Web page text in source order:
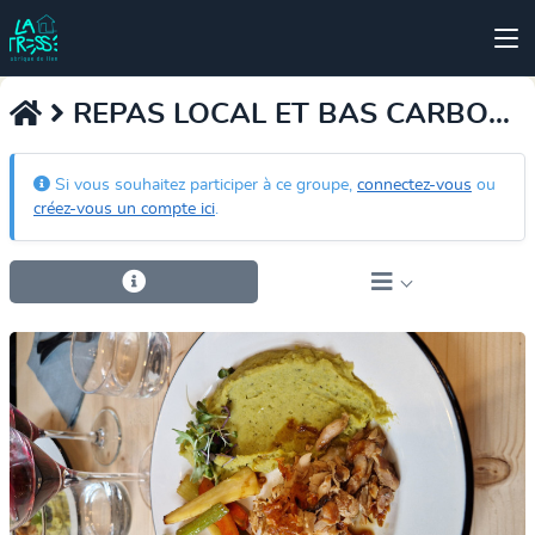
REPAS LOCAL ET BAS CARBONE
Si vous souhaitez participer à ce groupe, connectez-vous ou
créez-vous un compte ici.